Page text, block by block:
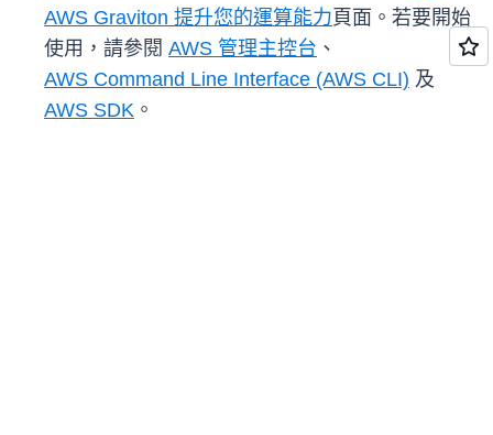
AWS Graviton 提升您的運算能力 頁面。若要開始
使用，請參閱 AWS 管理主控台 、
AWS Command Line Interface (AWS CLI) 及
AWS SDK 。